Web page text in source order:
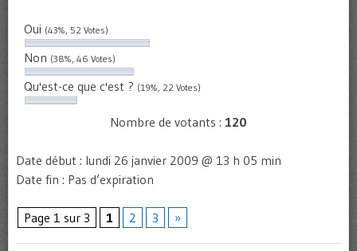
Oui (43%, 52 Votes)
Non (38%, 46 Votes)
Qu'est-ce que c'est ? (19%, 22 Votes)
Nombre de votants : 120
Date début : lundi 26 janvier 2009 @ 13 h 05 min
Date fin : Pas d’expiration
Page 1 sur 3 1 2 3 »